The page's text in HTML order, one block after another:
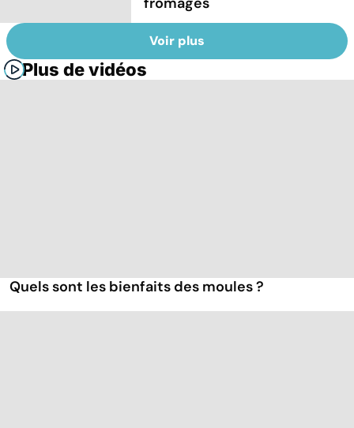
Voir plus
Plus de vidéos
Quels sont les bienfaits des moules ?